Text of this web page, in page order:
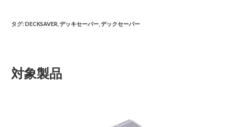
タグ:DECKSAVER デッキセーバー デックセーバー
対象製品